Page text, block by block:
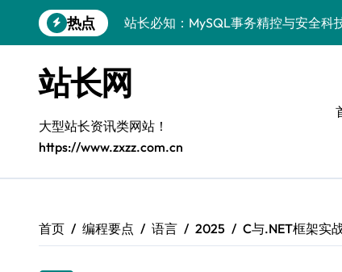
到
热点
站长必知：MySQL事务精控与安全科
安全视角下MySQL事务控制：科技护
VR开发进阶：巧用MySQL事务控制解
科技站长揭秘：MySQL事务控制进
iOS开发进阶：MySQL事务处理科技
MySQL进阶实战：解锁后端事务处理
MySQL事务精要：iOS后端开发科技
站长网
大型站长资讯类网站！
https://www.zxzz.com.cn
首页 编程要点 语言 2025 C与.NET框架实